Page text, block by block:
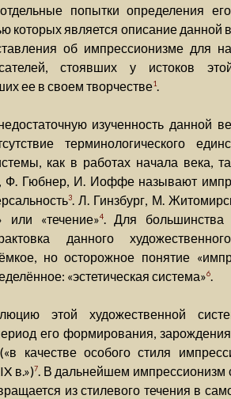
попытки определения
которых является описание данной
об импрессионизме для
стоявших у истоков
ее в своем творчестве1.
изученность данной
терминологического
как в работах начала века,
Ф. Гюбнер, И. Иоффе называют
3. Л. Гинзбург, М.
или «течение»4. Для большинства
данного
но осторожное понятие
«эстетическая система»6.
этой художественной
его формирования,
(«в качестве особого стиля
в.»)7. В дальнейшем импрессионизм
из стилевого течения в